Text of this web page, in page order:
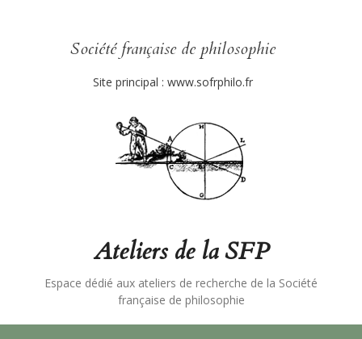
Société française de philosophie
Site principal : www.sofrphilo.fr
Ateliers de la SFP
Espace dédié aux ateliers de recherche de la Société
française de philosophie